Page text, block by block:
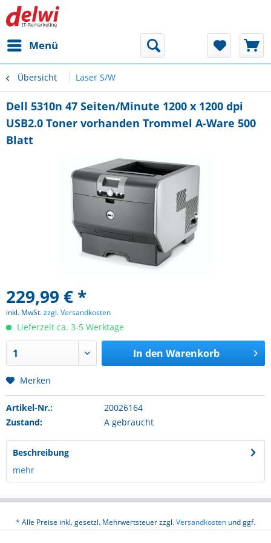
Menü
Übersicht Laser S/W
Dell 5310n 47 Seiten/Minute 1200 x 1200 dpi
USB2.0 Toner vorhanden Trommel A-Ware 500
Blatt
229,99 € *
inkl. MwSt.zzgl. Versandkosten
Lieferzeit ca. 3-5 Werktage
In den Warenkorb
Merken
Artikel-Nr.:
20026164
Zustand:
A gebraucht
Beschreibung
mehr
* Alle Preise inkl. gesetzl. Mehrwertsteuer zzgl.Versandkosten und ggf.